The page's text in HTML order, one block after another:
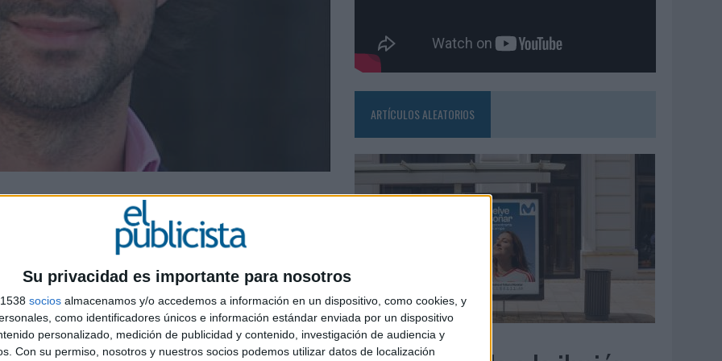
Su privacidad es importante para nosotros
socios almacenamos y/o accedemos a información en un dispositivo, como cookies, y
como identificadores únicos e información estándar enviada por un dispositivo
personalizado, medición de publicidad y contenido, investigación de audiencia y
Con su permiso, nosotros y nuestros socios podemos utilizar datos de localización
SEMESTRE HASTA LOS 196 MILLONES DE EUROS
MEDIA MANAGEMENT & DELIVERY PRESIDENT
(CSO) del Grupo. En esta responsabilidad André liderará el pensamiento
creativos y de cuentas. Trabajará principalmente para McCann y
el número de proyectos en los que trabajan de forma integrada.
strategy director para Absolut Vodka. Anteriormente fue strategy director en Grey Sao
también en Sao Paulo, donde trabajó para Coca-Cola, P&G y HBO.
director de Portugal Telecom en Sao Paulo.
ARTÍCULOS ALEATORIOS
03/08/2026